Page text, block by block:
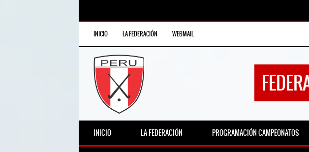
INICIO LA FEDERACIÓN WEBMAIL
INICIO LA FEDERACIÓN PROGRAMACIÓN CAMPEONATOS